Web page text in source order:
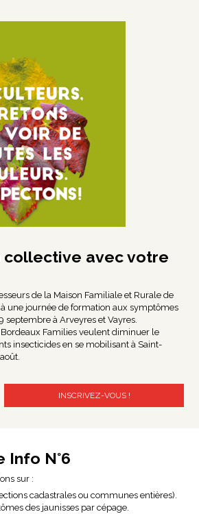
collective avec votre
de la Maison Familiale et Rurale de
une journée de formation aux symptômes
septembre à Arveyres et Vayres.
Bordeaux Families veulent diminuer le
insecticides en se mobilisant à Saint-
INSCRIVEZ-VOUS !
Info N°6
sur :
cadastrales ou communes entières).
des jaunisses par cépage.